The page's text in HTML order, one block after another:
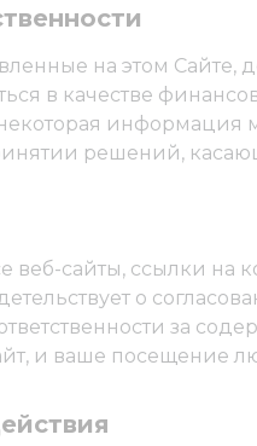
на этом
в качестве
информация
решений,
веб-сайты, ссылки на
о
ответственности за
и ваше посещение